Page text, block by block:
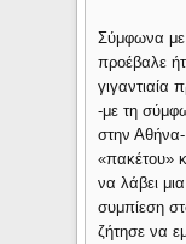
Σύμφωνα με
προέβαλε
γιγαντιαία
-με τη
στην Αθήνα-
«πακέτου»
να λάβει
συμπίεση
ζήτησε να